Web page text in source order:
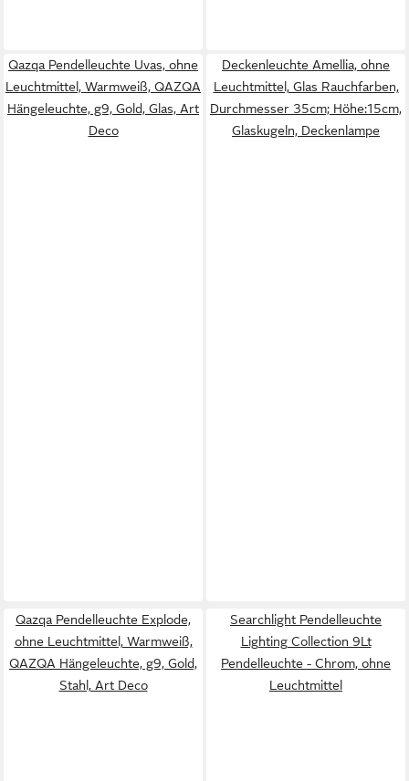
Qazqa Pendelleuchte Uvas, ohne
Leuchtmittel, Warmweiß, QAZQA
Hängeleuchte, g9, Gold, Glas, Art
Deco
Deckenleuchte Amellia, ohne
Leuchtmittel, Glas Rauchfarben,
Durchmesser 35cm; Höhe:15cm,
Glaskugeln, Deckenlampe
Qazqa Pendelleuchte Explode,
ohne Leuchtmittel, Warmweiß,
QAZQA Hängeleuchte, g9, Gold,
Stahl, Art Deco
Searchlight Pendelleuchte
Lighting Collection 9Lt
Pendelleuchte - Chrom, ohne
Leuchtmittel